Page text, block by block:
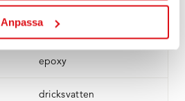
AnpassaEPDM-gummerat gjutjärn
JL1040
epoxy
dricksvatten